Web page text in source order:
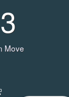
Move